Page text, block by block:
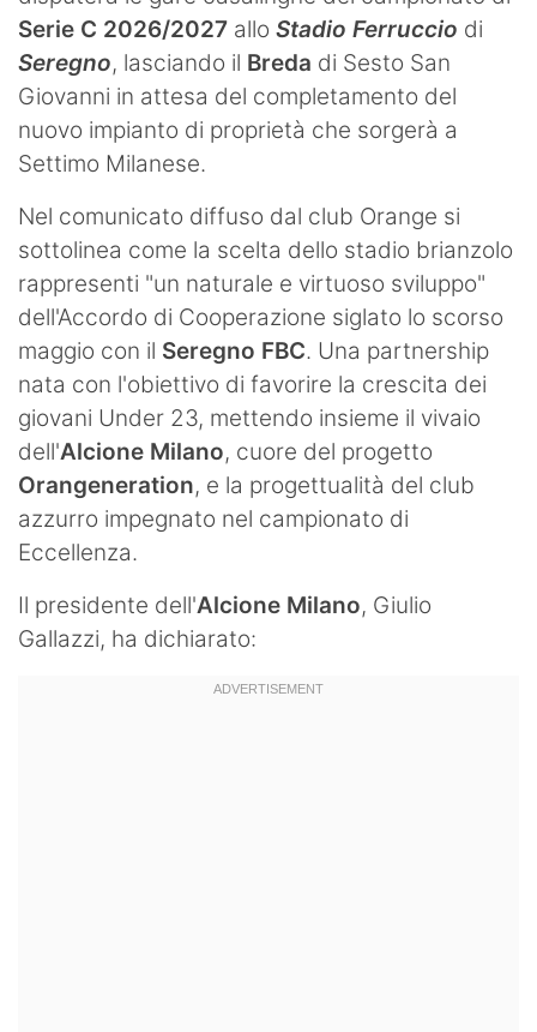
Serie C 2026/2027 allo Stadio Ferruccio di
Seregno, lasciando il Breda di Sesto San
Giovanni in attesa del completamento del
nuovo impianto di proprietà che sorgerà a
Settimo Milanese.
Nel comunicato diffuso dal club Orange si
sottolinea come la scelta dello stadio brianzolo
rappresenti "un naturale e virtuoso sviluppo"
dell'Accordo di Cooperazione siglato lo scorso
maggio con il Seregno FBC. Una partnership
nata con l'obiettivo di favorire la crescita dei
giovani Under 23, mettendo insieme il vivaio
dell'Alcione Milano, cuore del progetto
Orangeneration, e la progettualità del club
azzurro impegnato nel campionato di
Eccellenza.
Il presidente dell'Alcione Milano, Giulio
Gallazzi, ha dichiarato: